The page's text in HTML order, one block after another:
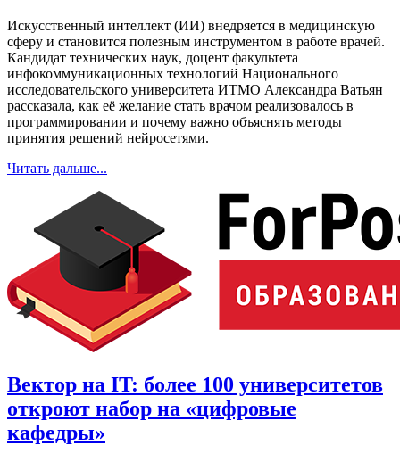
Искусственный интеллект (ИИ) внедряется в медицинскую
сферу и становится полезным инструментом в работе врачей.
Кандидат технических наук, доцент факультета
инфокоммуникационных технологий Национального
исследовательского университета ИТМО Александра Ватьян
рассказала, как её желание стать врачом реализовалось в
программировании и почему важно объяснять методы
принятия решений нейросетями.
Читать дальше...
Вектор на IT: более 100 университетов
откроют набор на «цифровые
кафедры»